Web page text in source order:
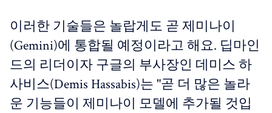
이러한 기술들은 놀랍게도 곧 제미나이
(Gemini)에 통합될 예정이라고 해요. 딥마인
드의 리더이자 구글의 부사장인 데미스 하
사비스(Demis Hassabis)는 "곧 더 많은 놀라
운 기능들이 제미나이 모델에 추가될 것입